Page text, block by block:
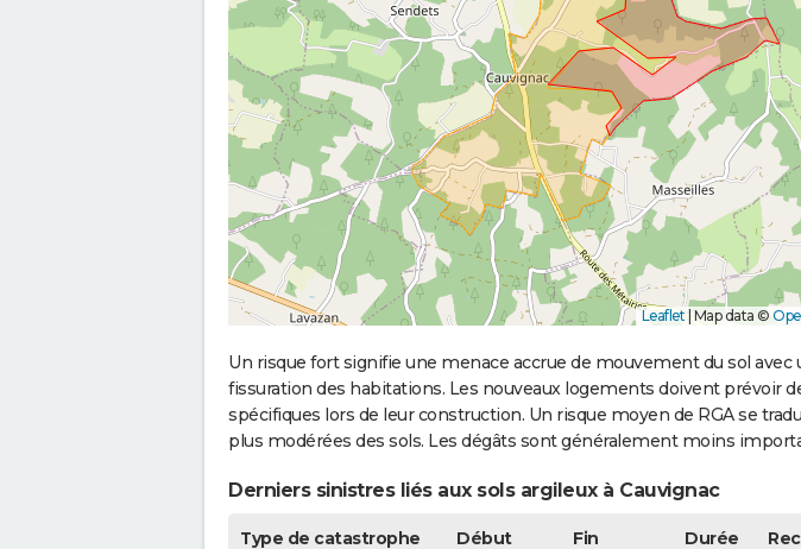
Leaflet| Map data ©
Un risque fort signifie une menace accrue de mouvement du sol
fissuration des habitations. Les nouveaux logements doivent prévoir
spécifiques lors de leur construction. Un risque moyen de RGA se
plus modérées des sols. Les dégâts sont généralement moins
Derniers sinistres liés aux sols argileux à Cauvignac
Type de catastrophe Début Fin Durée